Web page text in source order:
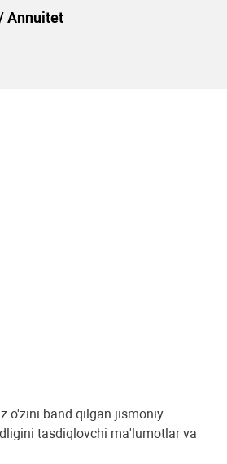
Annuitet
o'zini band qilgan jismoniy
tasdiqlovchi ma'lumotlar va